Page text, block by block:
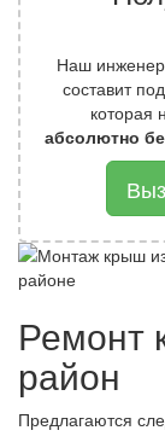
Наш
составит
которая
абсолютно
Ремонт
район
Предлагаются